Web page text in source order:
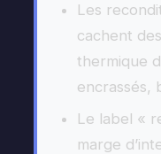
Les
cachent
thermique
encrassés,
Le label «
marge